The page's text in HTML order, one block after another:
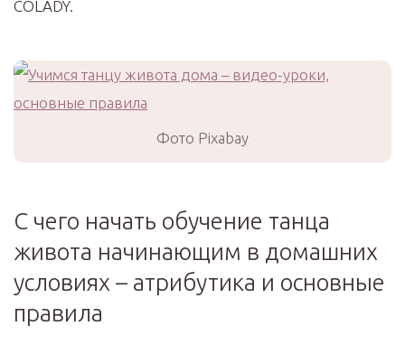
COLADY.
Фото Pixabay
С чего начать обучение танца
живота начинающим в домашних
условиях – атрибутика и основные
правила